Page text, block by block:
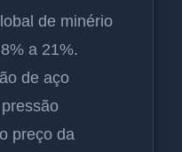
de minério
a 21%.
de aço
preço da